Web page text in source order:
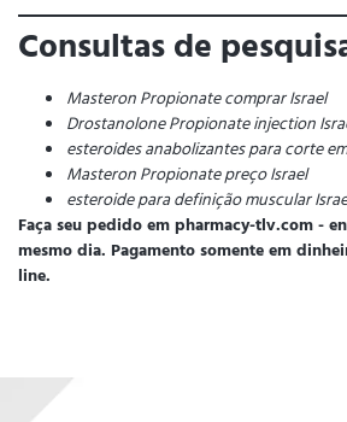
Consultas de
Masteron Propionate comprar Israel
Drostanolone Propionate injection
esteroides anabolizantes para corte
Masteron Propionate preço Israel
esteroide para definição muscular
Faça seu pedido em pharmacy-tlv.com -
mesmo dia. Pagamento somente em
line.